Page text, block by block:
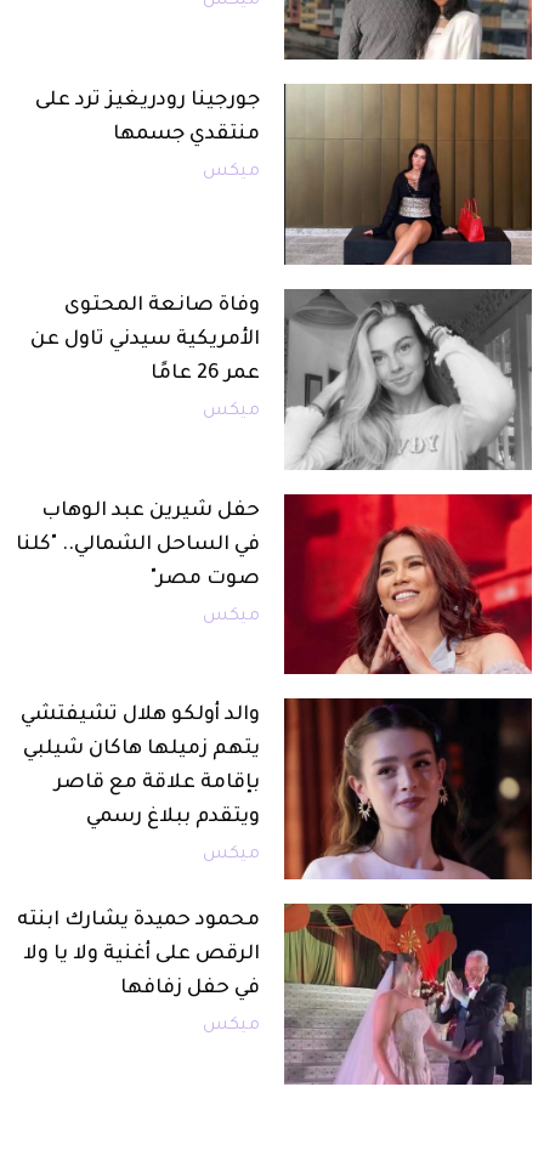
جورجينا رودريغيز ترد على
منتقدي جسمها
ميكس
وفاة صانعة المحتوى
الأمريكية سيدني تاول عن
عمر 26 عامًا
ميكس
حفل شيرين عبد الوهاب
في الساحل الشمالي.. "كلنا
صوت مصر"
ميكس
والد أولكو هلال تشيفتشي
يتهم زميلها هاكان شيلبي
بإقامة علاقة مع قاصر
ويتقدم ببلاغ رسمي
ميكس
محمود حميدة يشارك ابنته
الرقص على أغنية ولا يا ولا
في حفل زفافها
ميكس